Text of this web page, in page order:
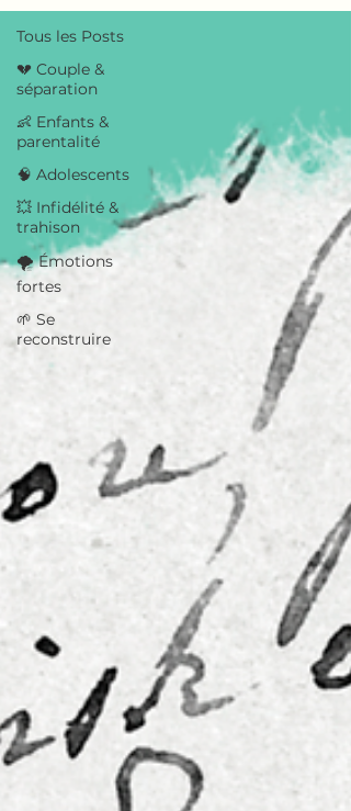
Tous les Posts
💔 Couple &
séparation
👶 Enfants &
parentalité
🧠 Adolescents
💥 Infidélité &
trahison
🌪️ Émotions
fortes
🌱 Se
reconstruire